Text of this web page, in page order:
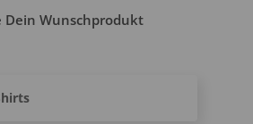
Dein Wunschprodukt